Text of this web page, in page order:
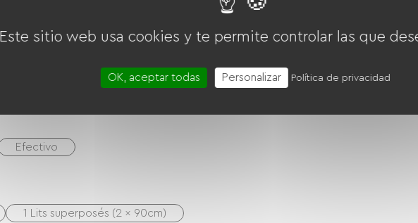
Efectivo
1 Lits superposés (2 x 90cm)
Este sitio web usa cookies y te permite controlar las que
OK, aceptar todas Personalizar Política de privacidad